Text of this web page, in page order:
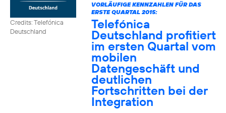
Credits: Telefónica
Deutschland
VORLÄUFIGE KENNZAHLEN FÜR DAS
ERSTE QUARTAL 2015:
Telefónica
Deutschland profitiert
im ersten Quartal vom
mobilen
Datengeschäft und
deutlichen
Fortschritten bei der
Integration